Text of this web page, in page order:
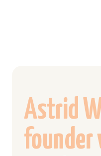
Astrid
founder